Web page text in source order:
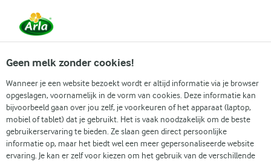
Vanaf 1 juni zijn DMK Group en Arla Foods
Arla Recepten Romige linzensoep
Zoek categorie
Zoek zoektermen in te voeren
Geen melk zonder cookies!
Wanneer je een website bezoekt wordt er altijd informatie via je browser
opgeslagen, voornamelijk in de vorm van cookies. Deze informatie kan
bijvoorbeeld gaan over jou zelf, je voorkeuren of het apparaat (laptop,
mobiel of tablet) dat je gebruikt. Het is vaak noodzakelijk om de beste
gebruikerservaring te bieden. Ze slaan geen direct persoonlijke
informatie op, maar het biedt wel een meer gepersonaliseerde website
ervaring. Je kan er zelf voor kiezen om het gebruik van de verschillende